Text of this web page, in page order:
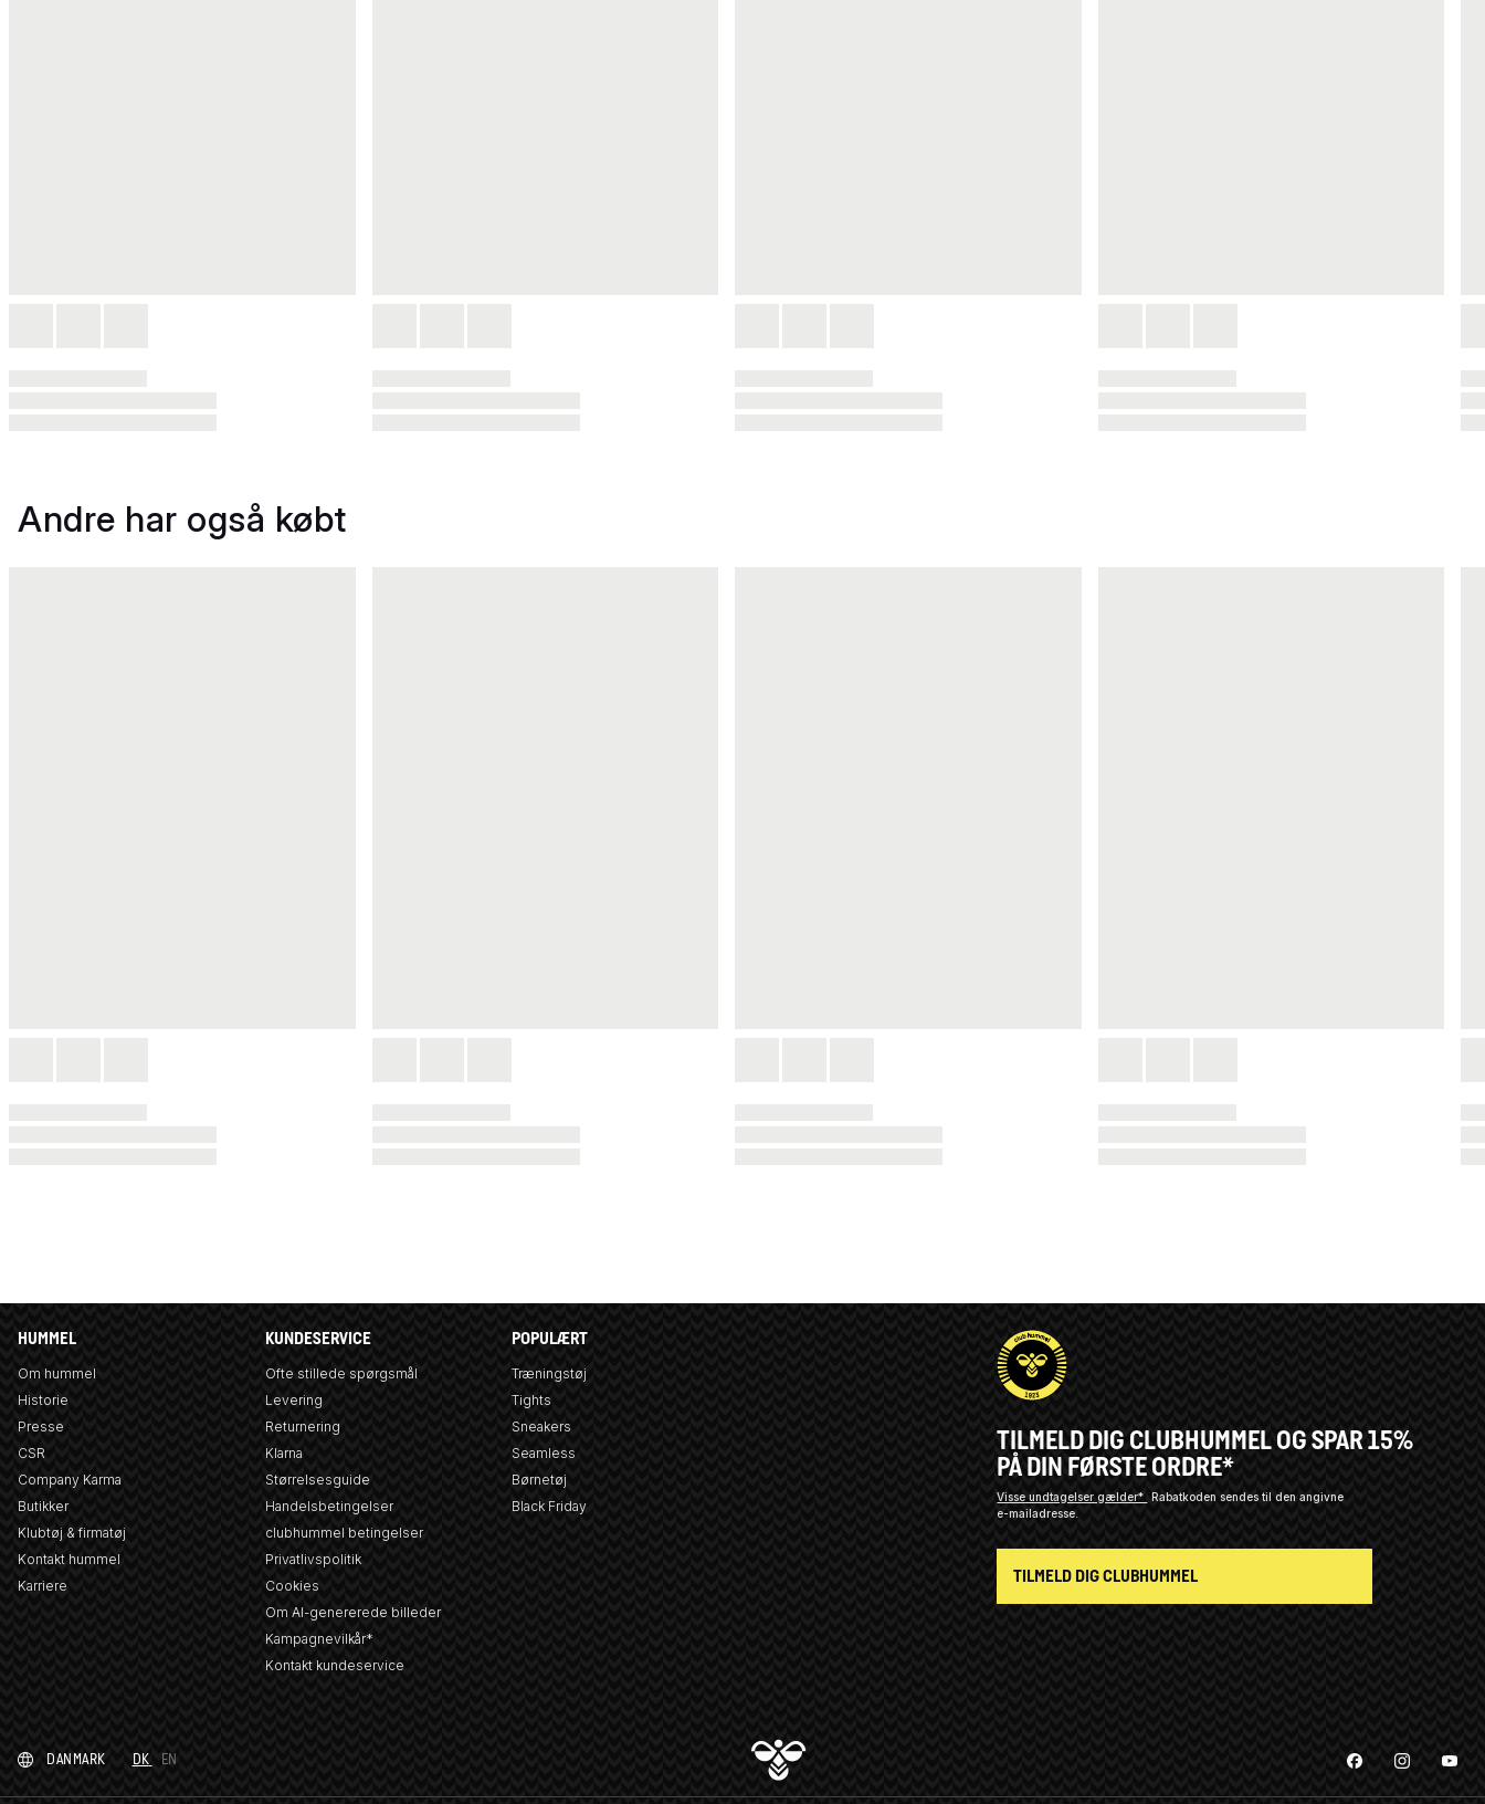
Andre har også købt
HUMMEL
Om hummel
Historie
Presse
CSR
Company Karma
Butikker
Klubtøj & firmatøj
Kontakt hummel
Karriere
KUNDESERVICE
Ofte stillede spørgsmål
Levering
Returnering
Klarna
Størrelsesguide
Handelsbetingelser
clubhummel betingelser
Privatlivspolitik
Cookies
Om AI-genererede billeder
Kampagnevilkår*
Kontakt kundeservice
POPULÆRT
Træningstøj
Tights
Sneakers
Seamless
Børnetøj
Black Friday
TILMELD DIG CLUBHUMMEL OG SPAR 15%
PÅ DIN FØRSTE ORDRE*
Visse undtagelser gælder* Rabatkoden sendes til den angivne
e-mailadresse.
TILMELD DIG CLUBHUMMEL
DANMARK DK EN